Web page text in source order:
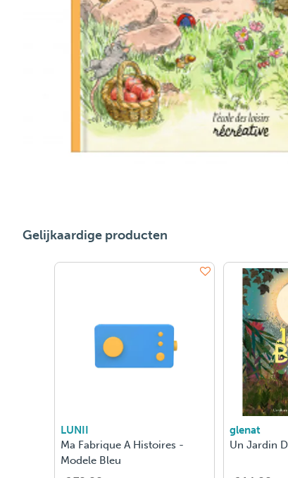
Gelijkaardige producten
"Calinours Va A
Fr - Boek "Calinours Fait La